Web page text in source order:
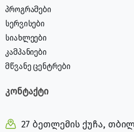
პროგრამები
სერვისები
სიახლეები
კამპანიები
მწვანე ცენტრები
კონტაქტი
27 ბეთლემის ქუჩა,